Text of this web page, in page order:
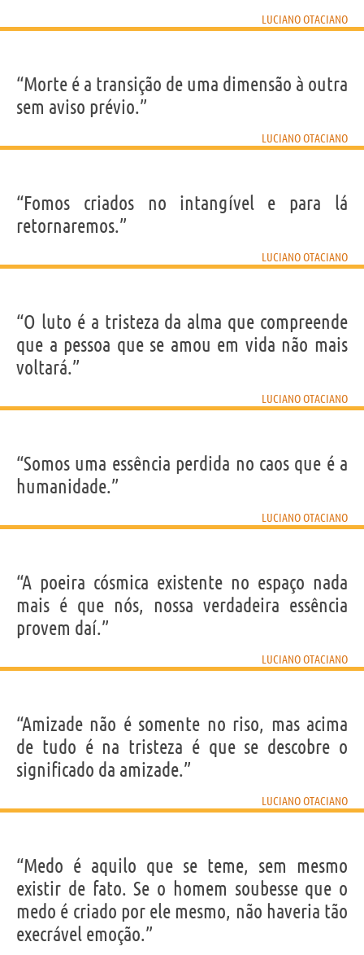
LUCIANO OTACIANO
“Morte é a transição de uma dimensão à outra
sem aviso prévio.”
LUCIANO OTACIANO
“Fomos criados no intangível e para lá
retornaremos.”
LUCIANO OTACIANO
“O luto é a tristeza da alma que compreende
que a pessoa que se amou em vida não mais
voltará.”
LUCIANO OTACIANO
“Somos uma essência perdida no caos que é a
humanidade.”
LUCIANO OTACIANO
“A poeira cósmica existente no espaço nada
mais é que nós, nossa verdadeira essência
provem daí.”
LUCIANO OTACIANO
“Amizade não é somente no riso, mas acima
de tudo é na tristeza é que se descobre o
significado da amizade.”
LUCIANO OTACIANO
“Medo é aquilo que se teme, sem mesmo
existir de fato. Se o homem soubesse que o
medo é criado por ele mesmo, não haveria tão
execrável emoção.”